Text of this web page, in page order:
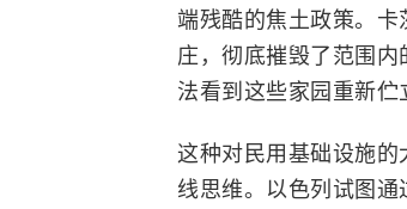
端残酷的焦土政策。
庄，彻底摧毁了范围
法看到这些家园重新伫
这种对民用基础设施
线思维。以色列试图通